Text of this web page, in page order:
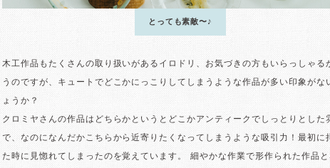
とっても素敵〜♪
木工作品もたくさんの取り扱いがあるイロドリ、お気づきの方もいらっしゃる
うのですが、キュートでどこかにっこりしてしまうような作品が多い印象がな
ょうか？
クロミヤさんの作品はどちらかというとどこかアンティークでしっとりとした
で、なのになんだかこちらから近寄りたくなってしまうような吸引力！最初に
た時に見惚れてしまったのを覚えています。 細やかな作業で形作られた作品と